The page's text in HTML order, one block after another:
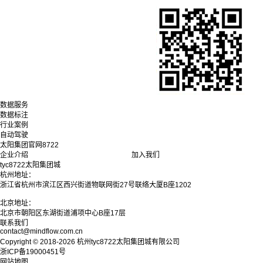
数据服务
数据标注
行业案例
自动驾驶
太阳集团官网8722
企业介绍
加入我们
tyc8722太阳集团城
杭州地址：
浙江省杭州市滨江区西兴街道物联网街27号联络大厦B座1202
北京地址：
北京市朝阳区东湖街道浦项中心B座17层
联系我们
contact@mindflow.com.cn
Copyright © 2018-2026 杭州tyc8722太阳集团城有限公司
浙ICP备19000451号